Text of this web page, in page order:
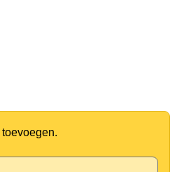
toevoegen.